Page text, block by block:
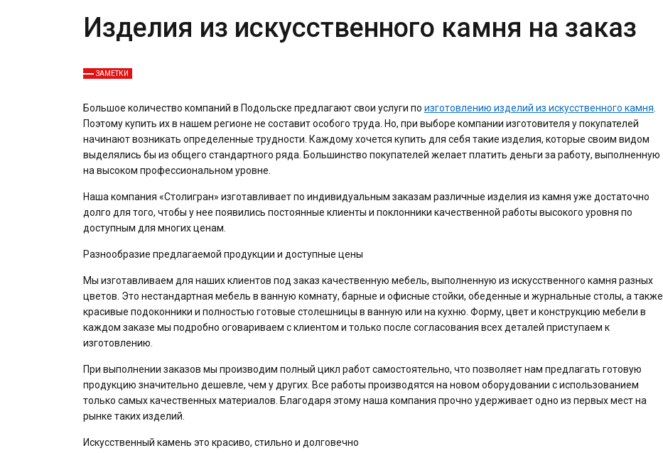
Изделия из искусственного камня на заказ
ЗАМЕТКИ
Большое количество компаний в Подольске предлагают свои услуги по изготовлению изделий из искусственного камня
Поэтому купить их в нашем регионе не составит особого труда. Но, при выборе компании изготовителя у покупателей
начинают возникать определенные трудности. Каждому хочется купить для себя такие изделия, которые своим видом
выделялись бы из общего стандартного ряда. Большинство покупателей желает платить деньги за работу, выполненную
на высоком профессиональном уровне.
Наша компания «Столигран» изготавливает по индивидуальным заказам различные изделия из камня уже достаточно
долго для того, чтобы у нее появились постоянные клиенты и поклонники качественной работы высокого уровня по
доступным для многих ценам.
Разнообразие предлагаемой продукции и доступные цены
Мы изготавливаем для наших клиентов под заказ качественную мебель, выполненную из искусственного камня разных
цветов. Это нестандартная мебель в ванную комнату, барные и офисные стойки, обеденные и журнальные столы, а также
красивые подоконники и полностью готовые столешницы в ванную или на кухню. Форму, цвет и конструкцию мебели в
каждом заказе мы подробно оговариваем с клиентом и только после согласования всех деталей приступаем к
изготовлению.
При выполнении заказов мы производим полный цикл работ самостоятельно, что позволяет нам предлагать готовую
продукцию значительно дешевле, чем у других. Все работы производятся на новом оборудовании с использованием
только самых качественных материалов. Благодаря этому наша компания прочно удерживает одно из первых мест на
рынке таких изделий.
Искусственный камень это красиво, стильно и долговечно